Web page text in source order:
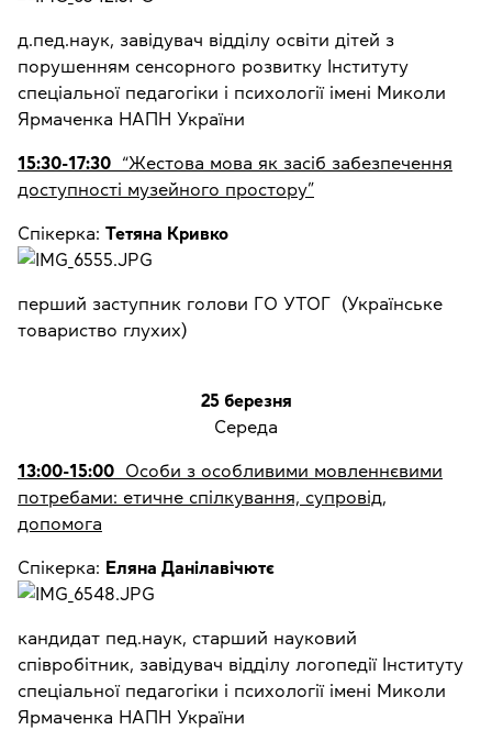
д.пед.наук, завідувач відділу освіти дітей з
порушенням сенсорного розвитку Інституту
спеціальної педагогіки і психології імені Миколи
Ярмаченка НАПН України
15:30-17:30 “Жестова мова як засіб забезпечення
доступності музейного простору”
Спікерка: Тетяна Кривко
перший заступник голови ГО УТОГ (Українське
товариство глухих)
25 березня
Середа
13:00-15:00
Особи з особливими мовленнєвими
потребами: етичне спілкування, супровід,
допомога
Спікерка: Еляна Данілавічютє
кандидат пед.наук, старший науковий
співробітник, завідувач відділу логопедії Інституту
спеціальної педагогіки і психології імені Миколи
Ярмаченка НАПН України